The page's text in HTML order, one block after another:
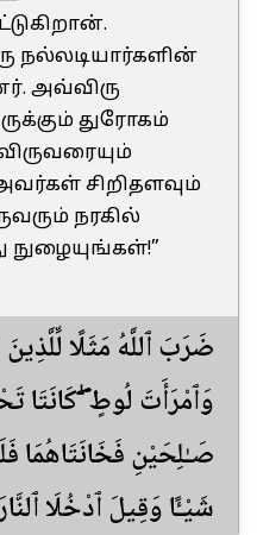
நல்லடியார்களின்
அவ்விரு
துரோகம்
சிறிதளவும்
நரகில்
நுழையுங்கள்!”
ضَرَبَ ٱللَّهُ مَثَلًا
وَٱمْرَأَتَ لُوطٍ ۖ كَانَتَا
صَـٰلِحَيْنِ فَخَانَتَاهُمَا
شَيْـًٔا وَقِيلَ ٱدْخُلَا